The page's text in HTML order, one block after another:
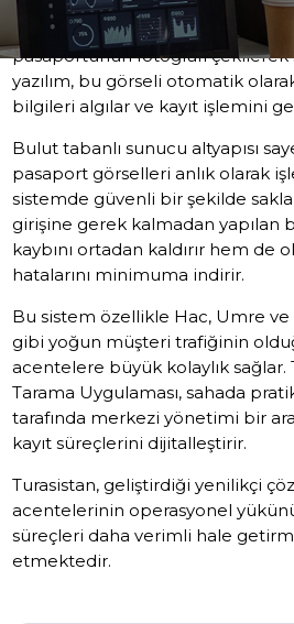
müşteriye ait pasaportu fiziki
bulundurmadığı durumlarda
pasaportunun fotoğrafı
yazılım, bu görseli otomatik
bilgileri algılar ve kayıt işlemini
Bulut tabanlı sunucu altyapısı
pasaport görselleri anlık olarak
sistemde güvenli bir şekilde
girişine gerek kalmadan yapılan
kaybını ortadan kaldırır hem de
hatalarını minimuma indirir.
Bu sistem özellikle Hac, Umre ve
gibi yoğun müşteri trafiğinin
acentelere büyük kolaylık sağlar.
Tarama Uygulaması, sahada
tarafında merkezi yönetimi bir
kayıt süreçlerini dijitalleştirir.
Turasistan, geliştirdiği yenilikçi
acentelerinin operasyonel
süreçleri daha verimli hale
etmektedir.